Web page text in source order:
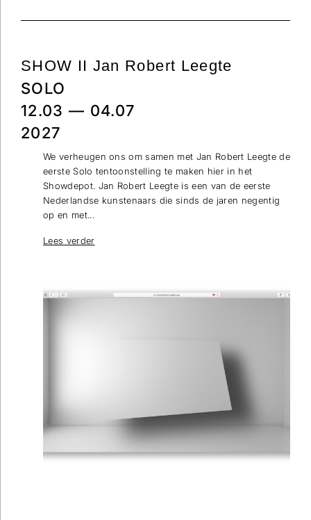
SHOW II Jan Robert Leegte
SOLO
12.03 — 04.07
2027
We verheugen ons om samen met Jan Robert Leegte de
eerste Solo tentoonstelling te maken hier in het
Showdepot. Jan Robert Leegte is een van de eerste
Nederlandse kunstenaars die sinds de jaren negentig
op en met...
Lees verder
inschrijven voor onze nieuwsbrief.